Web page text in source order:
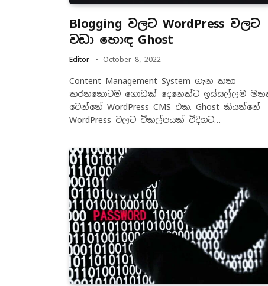
Blogging වලට WordPress වලට
වඩා හොඳ Ghost
Editor October 8, 2022
Content Management System ගැන කතා
කරනකොටම ගොඩක් දෙනෙක්ට ඉස්සල්ලම
වෙන්නේ WordPress CMS එක. Ghost කියන්නේ
WordPress වලට විකල්පයක් විදිහට…